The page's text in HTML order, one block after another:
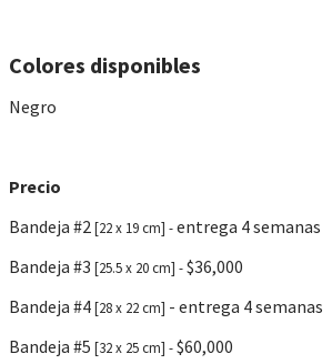
Colores disponibles
Negro
Precio
Bandeja #2[22 x 19 cm] -entrega 4 semanas
Bandeja #3 [25.5 x 20 cm] -$36,000
Bandeja #4[28 x 22 cm] - entrega 4 semanas
Bandeja #5 [32 x 25 cm] -$60,000